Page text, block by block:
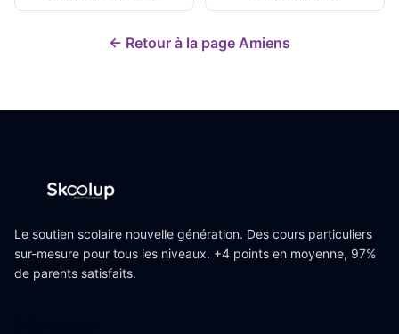
← Retour à la page Amiens
Le soutien scolaire nouvelle génération. Des cours particuliers
sur-mesure pour tous les niveaux. +4 points en moyenne, 97%
de parents satisfaits.